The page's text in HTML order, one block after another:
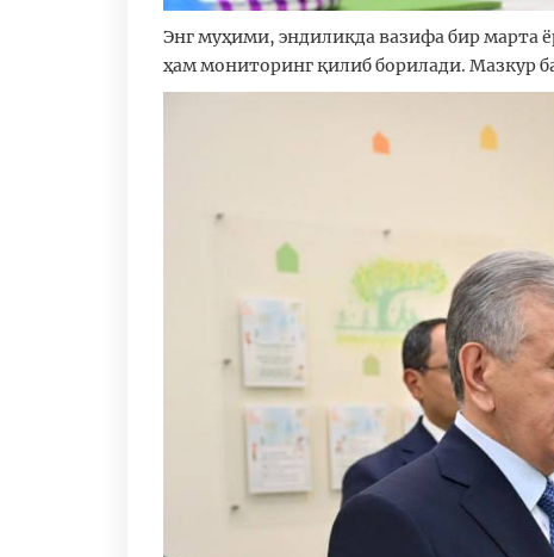
Энг муҳими, эндиликда вазифа бир марта
ҳам мониторинг қилиб борилади. Мазкур